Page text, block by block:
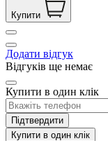
Купити
Додати відгук
Відгуків ще немає
Купити в один клік
Підтвердити
Купити в один клік